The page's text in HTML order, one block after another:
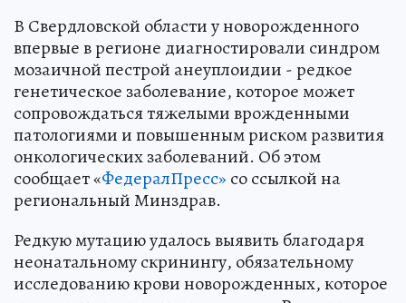
В Свердловской области у новорожденного
впервые в регионе диагностировали синдром
мозаичной пестрой анеуплоидии - редкое
генетическое заболевание, которое может
сопровождаться тяжелыми врожденными
патологиями и повышенным риском развития
онкологических заболеваний. Об этом
сообщает «ФедералПресс» со ссылкой на
региональный Минздрав.
Редкую мутацию удалось выявить благодаря
неонатальному скринингу, обязательному
исследованию крови новорожденных, которое